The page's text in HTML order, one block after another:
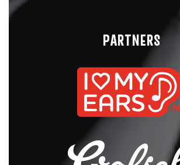
PARTNERS